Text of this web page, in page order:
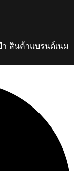
า สินค้าแบรนด์เนม